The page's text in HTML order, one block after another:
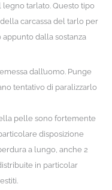
tarlato. Questo tipo
carcassa del tarlo per
dalla sostanza
dall’uomo. Punge
tentativo di paralizzarlo
pelle sono fortemente
disposizione
a lungo, anche 2
in particolar